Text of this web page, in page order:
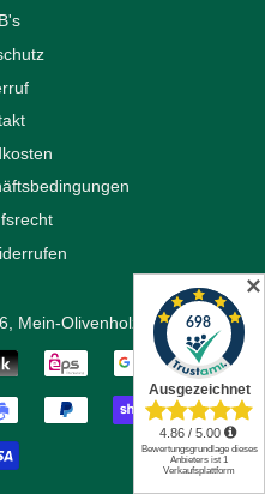
Mein-Olivenholz
✕